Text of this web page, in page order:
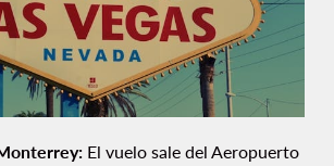
El vuelo sale del Aeropuerto